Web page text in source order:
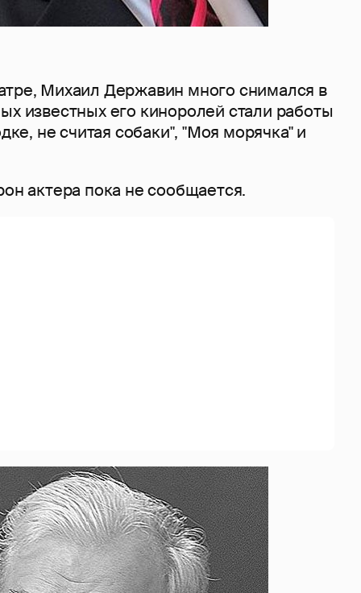
Михаил Державин много снимался в
известных его киноролей стали работы
не считая собаки", "Моя морячка" и
актера пока не сообщается.